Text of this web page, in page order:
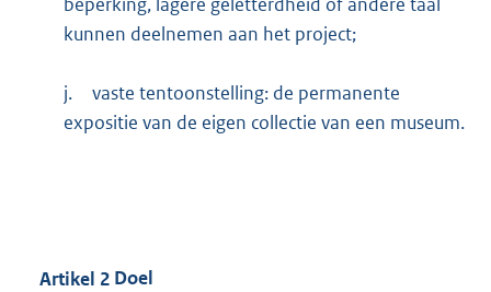
kunnen deelnemen aan het project;
j.
vaste tentoonstelling: de permanente
expositie van de eigen collectie van een museum.
Artikel 2 Doel